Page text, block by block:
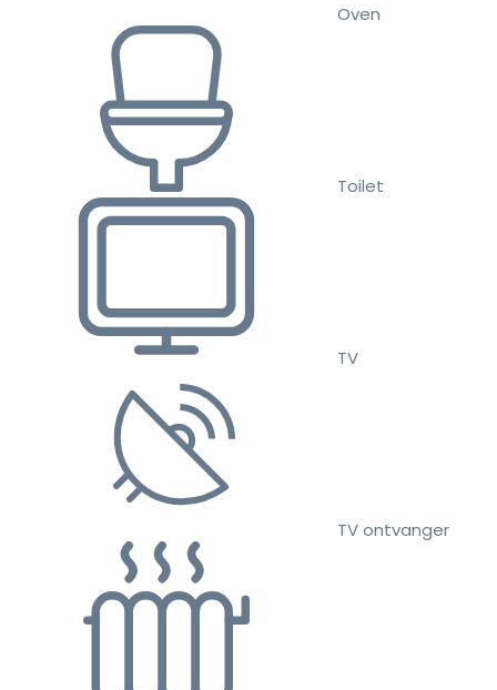
Oven
Toilet
TV
TV ontvanger